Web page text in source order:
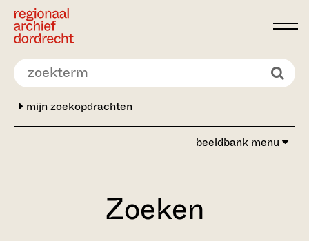
Ga direct naar de inhoud
mijn zoekopdrachten
beeldbank menu
Zoeken